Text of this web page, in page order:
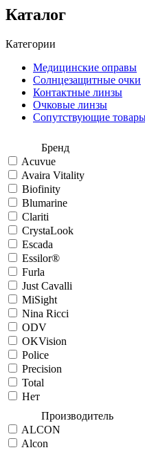
Каталог
Категории
Медицинские оправы
Солнцезащитные очки
Контактные линзы
Очковые линзы
Сопутствующие
Бренд
Acuvue
Avaira Vitality
Biofinity
Blumarine
Clariti
CrystaLook
Escada
Essilor®
Furla
Just Cavalli
MiSight
Nina Ricci
ODV
OKVision
Police
Precision
Total
Нет
Производитель
ALCON
Alcon